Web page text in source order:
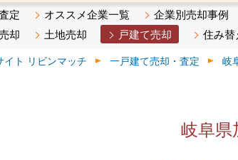
ベスト不動産カンパニー オンライン講座
定 オススメ企業一覧 企業別売却事例
却
土地売却 戸建て売却 住み替
イト リビンマッチ 一戸建て売却・査定 岐
岐阜県